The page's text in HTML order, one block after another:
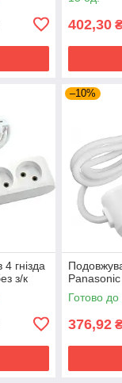
402,30
гнізда
з/к
–10%
Готово до
376,92